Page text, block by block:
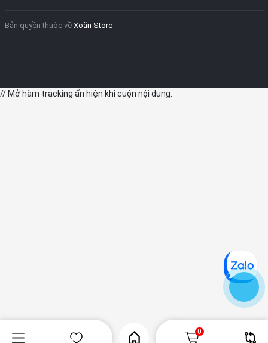
Bản quyền thuộc về Xoăn Store
0
// Mở hàm tracking ẩn hiện khi cuộn nội dung.